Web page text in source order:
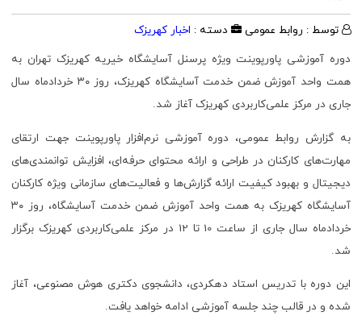
توسط : روابط عمومی دسته : اخبار کهریزک
دوره آموزشی پاورپوینت ویژه پرسنل آسایشگاه خیریه کهریزک تهران به
همت واحد آموزش ضمن خدمت آسایشگاه کهریزک، روز ۳۰ خردادماه سال
جاری در مرکز علمی‌کاربردی کهریزک آغاز شد.
به گزارش روابط عمومی، دوره آموزشی نرم‌افزار پاورپوینت جهت ارتقای
مهارت‌های کارکنان در طراحی و ارائه محتوای حرفه‌ای، افزایش توانمندی‌های
دیجیتال و بهبود کیفیت ارائه گزارش‌ها و فعالیت‌های سازمانی ویژه کارکنان
آسایشگاه کهریزک به همت واحد آموزش ضمن خدمت آسایشگاه، روز ۳۰
خردادماه سال جاری از ساعت 10 تا 12 در مرکز علمی‌کاربردی کهریزک برگزار
شد.
این دوره با تدریس استاد دهکردی، دانشجوی دکتری هوش مصنوعی، آغاز
شده و در قالب چند جلسه آموزشی ادامه خواهد یافت.